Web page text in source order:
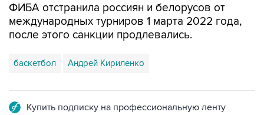
ФИБА отстранила россиян и белорусов от
международных турниров 1 марта 2022 года,
после этого санкции продлевались.
баскетбол Андрей Кириленко
Купить подписку на профессиональную ленту